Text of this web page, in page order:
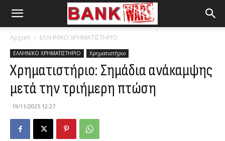
Αρχική ΕΛΛΗΝΙΚΟ ΧΡΗΜΑΤΙΣΤΗΡΙΟ
ΕΛΛΗΝΙΚΟ ΧΡΗΜΑΤΙΣΤΗΡΙΟ Χρηματιστήριο
Χρηματιστήριο: Σημάδια ανάκαμψης
μετά την τριήμερη πτώση
19/11/2025 12:27